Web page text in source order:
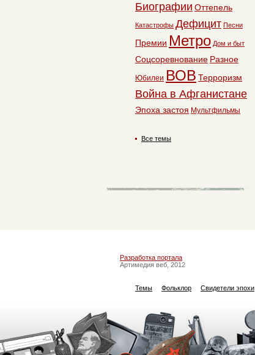
Биографии Оттепель
Катастрофы Дефицит Песни
Премии Метро Дом и быт
Соцсоревнование Разное
Юбилеи ВОВ Терроризм
Война в Афганистане
Эпоха застоя Мультфильмы
Все темы
Разработка портала
Артимедия веб, 2012
Темы Фольклор Свидетели эпохи